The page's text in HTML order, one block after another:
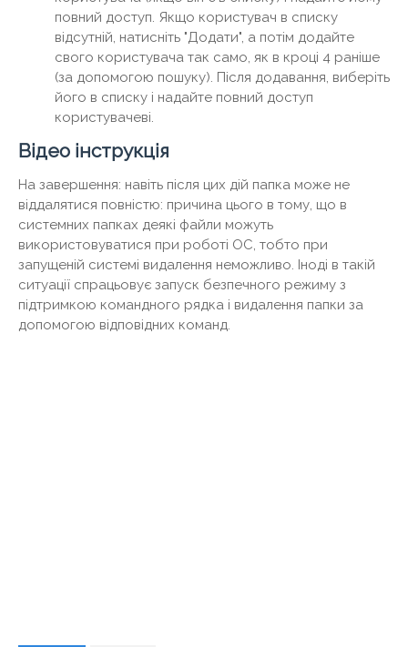
повний доступ. Якщо користувач в списку
відсутній, натисніть "Додати", а потім додайте
свого користувача так само, як в кроці 4 раніше
(за допомогою пошуку). Після додавання, виберіть
його в списку і надайте повний доступ
користувачеві.
Відео інструкція
На завершення: навіть після цих дій папка може не
віддалятися повністю: причина цього в тому, що в
системних папках деякі файли можуть
використовуватися при роботі ОС, тобто при
запущеній системі видалення неможливо. Іноді в такій
ситуації спрацьовує запуск безпечного режиму з
підтримкою командного рядка і видалення папки за
допомогою відповідних команд.